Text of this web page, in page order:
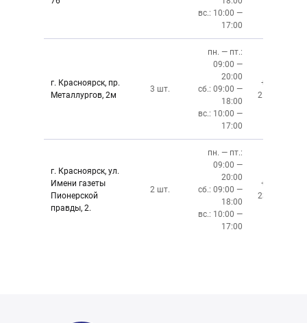
вс.: 10:00 —
17:00
г. Красноярск, пр.
Металлургов, 2м
3 шт.
пн. — пт.:
09:00 —
20:00
сб.: 09:00 —
18:00
вс.: 10:00 —
17:00
+7 (391)
212-87-27
г. Красноярск, ул.
Имени газеты
Пионерской
правды, 2.
2 шт.
пн. — пт.:
09:00 —
20:00
сб.: 09:00 —
18:00
вс.: 10:00 —
17:00
+7 (391)
237-34-34